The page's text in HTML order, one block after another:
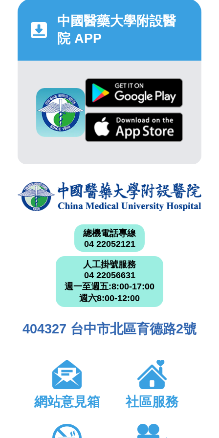
中國醫藥大學附設醫
院 APP
總機電話專線
04 22052121
人工掛號服務
04 22056631
週一至週五:8:00-17:00
週六8:00-12:00
404327 台中市北區育德路2號
網站意見箱 社區服務